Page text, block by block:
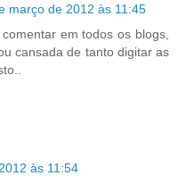
março de 2012 às 11:45
em todos os blogs,
cansada de tanto digitar as
às 11:54